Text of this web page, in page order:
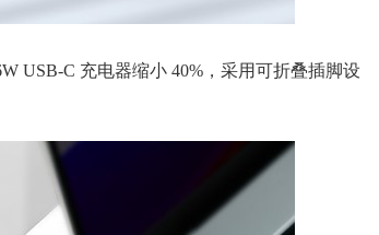
USB-C 充电器缩小 40%，采用可折叠插脚设